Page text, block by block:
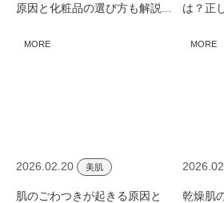
原因と化粧品の選び方も解説...
MORE
は？正
MORE
2026.02.20 美肌
肌のごわつきが起きる原因と
乾燥肌